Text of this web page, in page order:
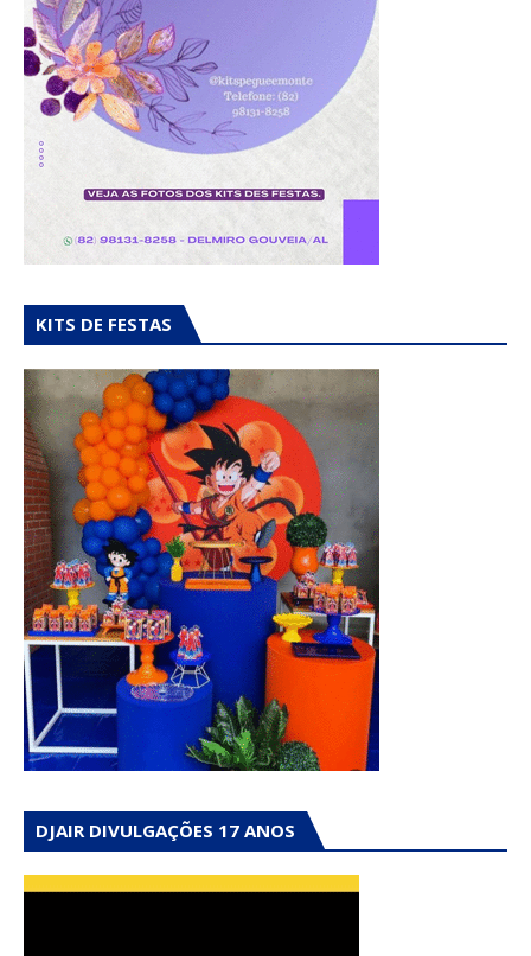
KITS DE FESTAS
DJAIR DIVULGAÇÕES 17 ANOS